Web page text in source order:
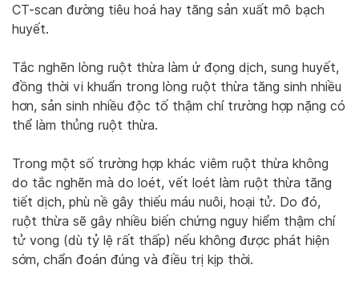
CT-scan đường tiêu hoá hay tăng sản xuất mô bạch
huyết.
Tắc nghẽn lòng ruột thừa làm ứ đọng dịch, sung huyết,
đồng thời vi khuẩn trong lòng ruột thừa tăng sinh nhiều
hơn, sản sinh nhiều độc tố thậm chí trường hợp nặng có
thể làm thủng ruột thừa.
Trong một số trường hợp khác viêm ruột thừa không
do tắc nghẽn mà do loét, vết loét làm ruột thừa tăng
tiết dịch, phù nề gây thiếu máu nuôi, hoại tử. Do đó,
ruột thừa sẽ gây nhiều biến chứng nguy hiểm thậm chí
tử vong (dù tỷ lệ rất thấp) nếu không được phát hiện
sớm, chẩn đoán đúng và điều trị kịp thời.